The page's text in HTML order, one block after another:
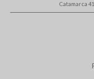
Catamarca